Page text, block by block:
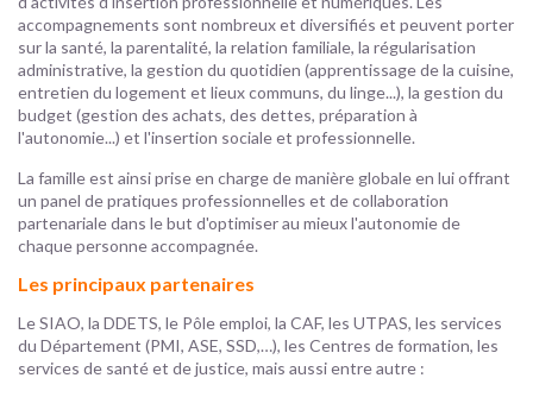
accompagnements sont nombreux et diversifiés et peuvent porter
sur la santé, la parentalité, la relation familiale, la régularisation
administrative, la gestion du quotidien (apprentissage de la cuisine,
entretien du logement et lieux communs, du linge...), la gestion du
budget (gestion des achats, des dettes, préparation à
l'autonomie...) et l'insertion sociale et professionnelle.
La famille est ainsi prise en charge de manière globale en lui offrant
un panel de pratiques professionnelles et de collaboration
partenariale dans le but d'optimiser au mieux l'autonomie de
chaque personne accompagnée.
Les principaux partenaires
Le SIAO, la DDETS, le Pôle emploi, la CAF, les UTPAS, les services
du Département (PMI, ASE, SSD,…), les Centres de formation, les
services de santé et de justice, mais aussi entre autre :